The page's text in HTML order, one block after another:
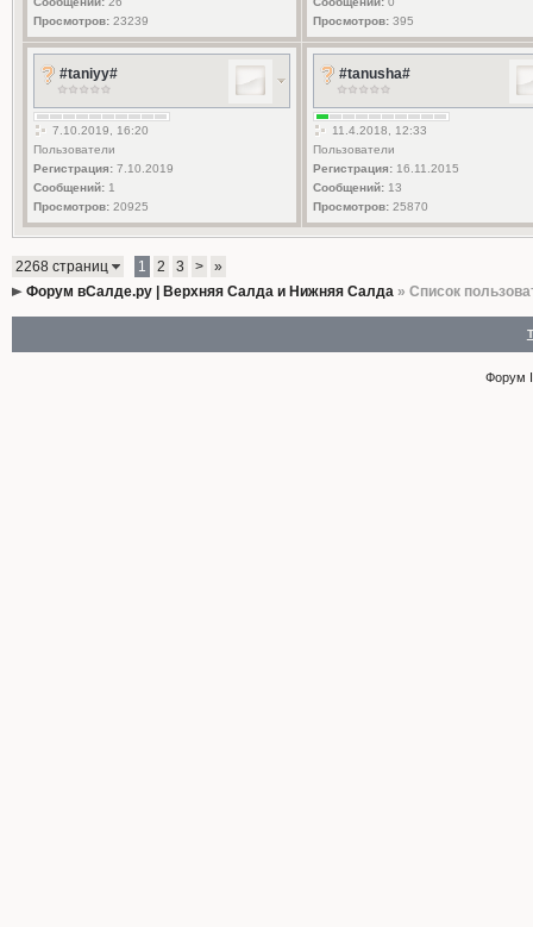
Просмотров:23239
Просмотров:395
#taniyy#
7.10.2019, 16:20
Пользователи
Регистрация:7.10.2019
Сообщений:1
Просмотров:20925
#tanusha#
11.4.2018, 12:33
Пользователи
Регистрация:16.11.2015
Сообщений:13
Просмотров:25870
2268 страниц 1 2 3 >
»
Форум вСалде.ру | Верхняя Салда и Нижняя Салда» Список
Форум